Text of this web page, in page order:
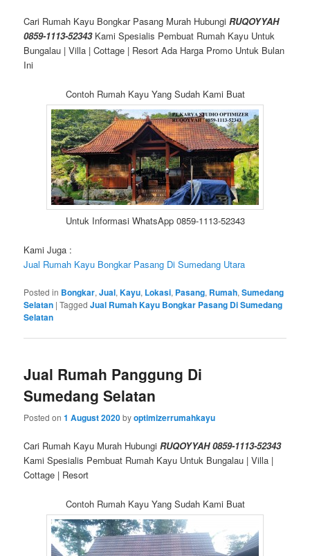
Cari Rumah Kayu Bongkar Pasang Murah HubungiRUQOYYAH
0859-1113-52343Kami Spesialis Pembuat Rumah Kayu Untuk
Bungalau | Villa | Cottage | Resort Ada Harga Promo Untuk Bulan
Ini
Contoh Rumah Kayu Yang Sudah Kami Buat
Untuk Informasi WhatsApp 0859-1113-52343
Kami Juga :
Jual Rumah Kayu Bongkar Pasang Di Sumedang Utara
Posted in Bongkar,Jual,Kayu, Lokasi, Pasang, Rumah,Sumedang
Selatan |Tagged Jual Rumah Kayu Bongkar Pasang Di Sumedang
Selatan
Jual Rumah Panggung Di
Sumedang Selatan
Posted on1 August 2020byoptimizerrumahkayu
Cari Rumah Kayu Murah HubungiRUQOYYAH 0859-1113-52343
Kami Spesialis Pembuat Rumah Kayu Untuk Bungalau | Villa |
Cottage | Resort
Contoh Rumah Kayu Yang Sudah Kami Buat